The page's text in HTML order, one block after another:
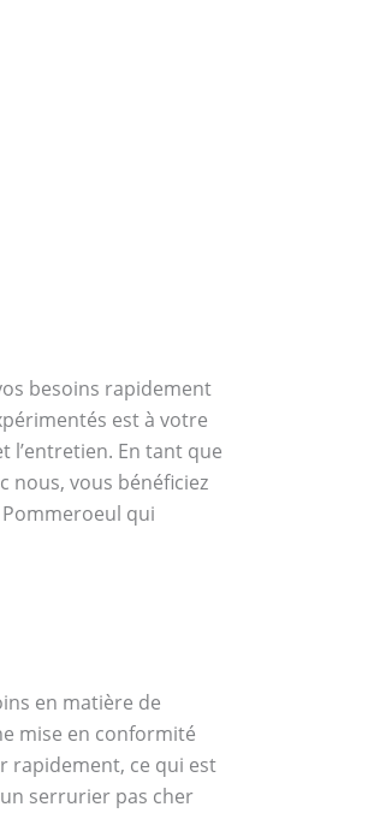
besoins rapidement
est à votre
l’entretien. En tant que
nous, vous bénéficiez
qui
en matière de
mise en conformité
rapidement, ce qui est
serrurier pas cher